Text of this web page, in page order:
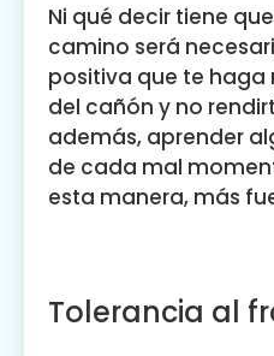
Ni qué decir tiene
camino será
positiva que te haga
del cañón y no
además, aprender
de cada mal
esta manera, más
Tolerancia al